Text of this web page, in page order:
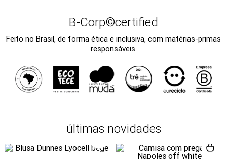
B-Corp©certified
Feito no Brasil, de forma ética e inclusiva, com matérias-primas
responsáveis.
últimas novidades